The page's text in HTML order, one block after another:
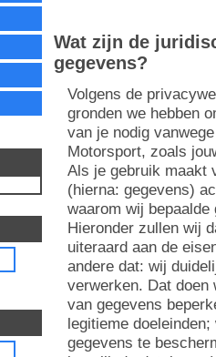
Wat zijn de
gegevens?
Volgens de
gronden we hebben
van je nodig
Motorsport, zoals
Als je gebruik maakt
(hierna: gegevens)
waarom wij
Hieronder zullen wij
uiteraard aan de
andere dat: wij
verwerken. Dat
van gegevens
legitieme
gegevens te